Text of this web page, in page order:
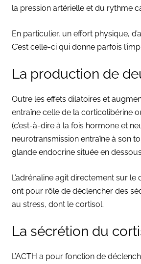
la pression artérielle et du rythme
En particulier, un effort physique,
C’est celle-ci qui donne parfois
La production de
Outre les effets dilatoires et
entraîne celle de la corticolibérine
(c’est-à-dire à la fois hormone et
neurotransmission entraîne à son
glande endocrine située en
L’adrénaline agit directement sur
ont pour rôle de déclencher des
au stress, dont le cortisol.
La sécrétion du
L’ACTH a pour fonction de